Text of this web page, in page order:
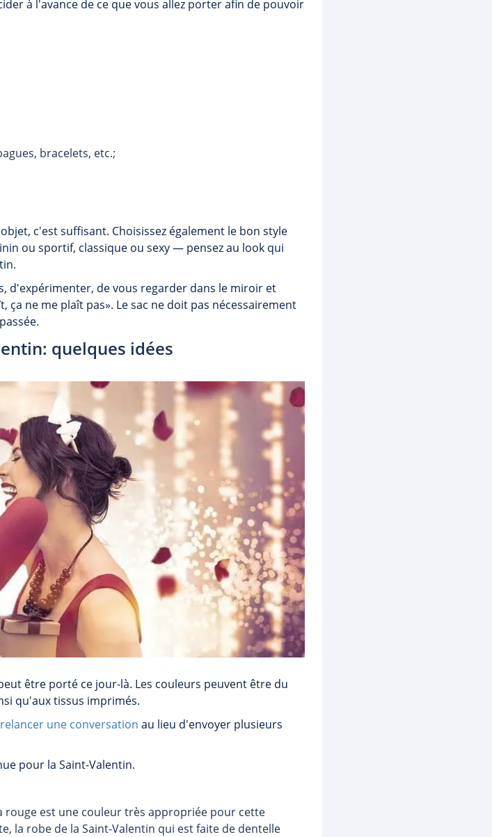
à l'avance de ce que vous allez porter afin de pouvoir
bracelets, etc.;
c'est suffisant. Choisissez également le bon style
ou sportif, classique ou sexy — pensez au look qui
d'expérimenter, de vous regarder dans le miroir et
ça ne me plaît pas». Le sac ne doit pas nécessairement
quelques idées
être porté ce jour-là. Les couleurs peuvent être du
qu'aux tissus imprimés.
une conversation au lieu d'envoyer plusieurs
pour la Saint-Valentin.
rouge est une couleur très appropriée pour cette
la robe de la Saint-Valentin qui est faite de dentelle